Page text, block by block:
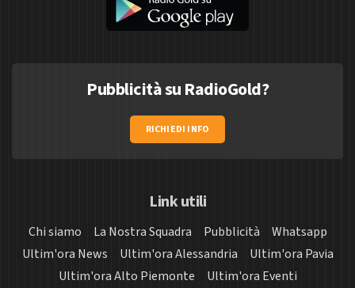
Pubblicità su RadioGold?
RICHIEDI INFO
Link utili
Chi siamo La Nostra Squadra Pubblicità
Whatsapp
Ultim'ora News
Ultim'ora Alessandria
Ultim'ora Pavia
Ultim'ora Alto Piemonte
Ultim'ora Eventi